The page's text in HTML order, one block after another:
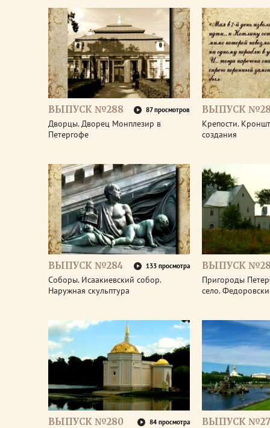
ВЫПУСК №288 87 просмотров
Дворцы. Дворец Монплезир в
Петергофе
ВЫПУСК
Крепости.
создания
ВЫПУСК №284 133 просмотра
Соборы. Исаакиевский собор.
Наружная скульптура
ВЫПУСК
Пригороды
село.
ВЫПУСК №280 84 просмотра ВЫПУСК